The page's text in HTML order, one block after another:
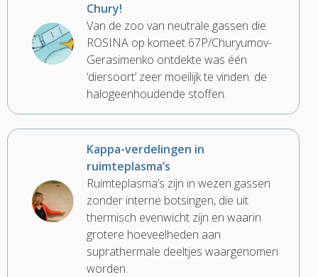
Chury!
Van de zoo van neutrale gassen die
ROSINA op komeet 67P/Churyumov-
Gerasimenko ontdekte was één
‘diersoort’ zeer moeilijk te vinden: de
halogeenhoudende stoffen.
Kappa-verdelingen in
ruimteplasma’s
Ruimteplasma’s zijn in wezen gassen
zonder interne botsingen, die uit
thermisch evenwicht zijn en waarin
grotere hoeveelheden aan
suprathermale deeltjes waargenomen
worden.